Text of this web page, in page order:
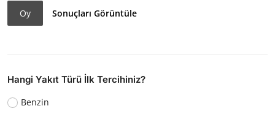
Oy Sonuçları Görüntüle
Hangi Yakıt Türü İlk Tercihiniz?
Benzin